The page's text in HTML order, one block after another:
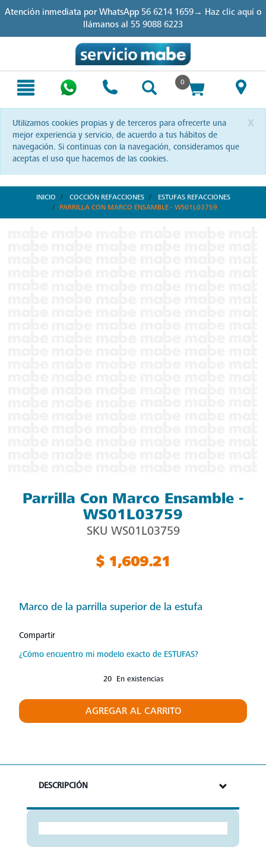
to
to
Atención inmediata por WhatsApp 56 6214 1659→ Haz clic aquío
llámanos al 55 9088 6223
0
x
Utilizamos cookies propias y de terceros para ofrecerte una
mejor experiencia y servicio, de acuerdo a tus hábitos de
navegación. Si continuas con la navegación, consideramos que
aceptas el uso que hacemos de las cookies.
INICIO COCCIÓN REFACCIONES
ESTUFAS REFACCIONES
PARRILLA CON MARCO ENSAMBLE - WS01L03759
Parrilla Con Marco Ensamble -
WS01L03759
SKU WS01L03759
$ 1,609.21
Marco de la parrilla superior de la estufa
Compartir
¿Cómo encuentro mi modelo exacto de ESTUFAS?
20 En existencias
AGREGAR AL CARRITO
DESCRIPCIÓN